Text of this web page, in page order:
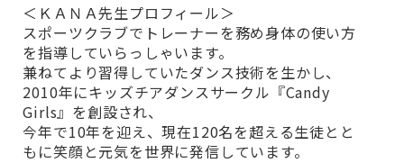
＜ＫＡＮＡ先生プロフィール＞
スポーツクラブでトレーナーを務め身体の使い方
を指導していらっしゃいます。
兼ねてより習得していたダンス技術を生かし、
2010年にキッズチアダンスサークル『Candy
Girls』を創設され、
今年で10年を迎え、現在120名を超える生徒とと
もに笑顔と元気を世界に発信しています。